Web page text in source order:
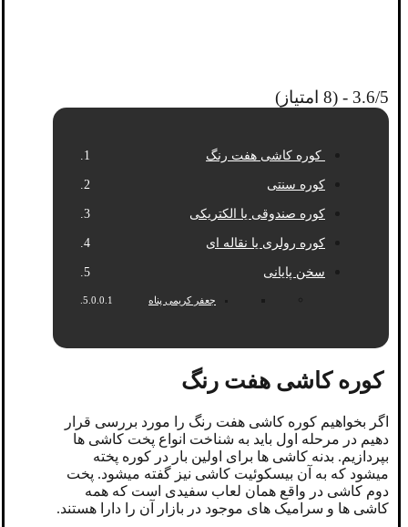
3.6/5 - (8 امتیاز)
کوره کاشی هفت رنگ
کوره سنتی
کوره صندوقی یا الکتریکی
کوره رولری یا نقاله ای
سخن پایانی
جعفر کریمی پناه
کوره کاشی هفت رنگ
اگر بخواهیم کوره کاشی هفت رنگ را مورد بررسی قرار
دهیم در مرحله اول باید به شناخت انواع پخت کاشی ها
بپردازیم. بدنه کاشی ها برای اولین بار در کوره پخته
میشود که به آن بیسکوئیت کاشی نیز گفته میشود. پخت
دوم کاشی در واقع همان لعاب سفیدی است که همه
کاشی ها و سرامیک های موجود در بازار آن را دارا هستند.